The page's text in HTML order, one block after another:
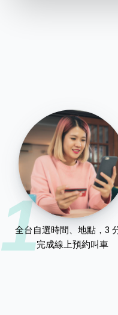
1
全台自選時間、地點，3
完成線上預約叫車